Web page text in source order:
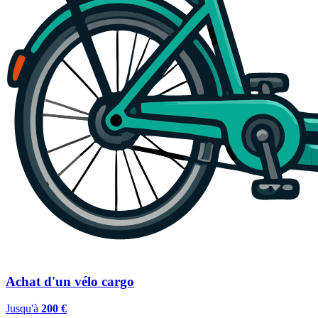
Achat d'un vélo cargo
Jusqu'à 200 €